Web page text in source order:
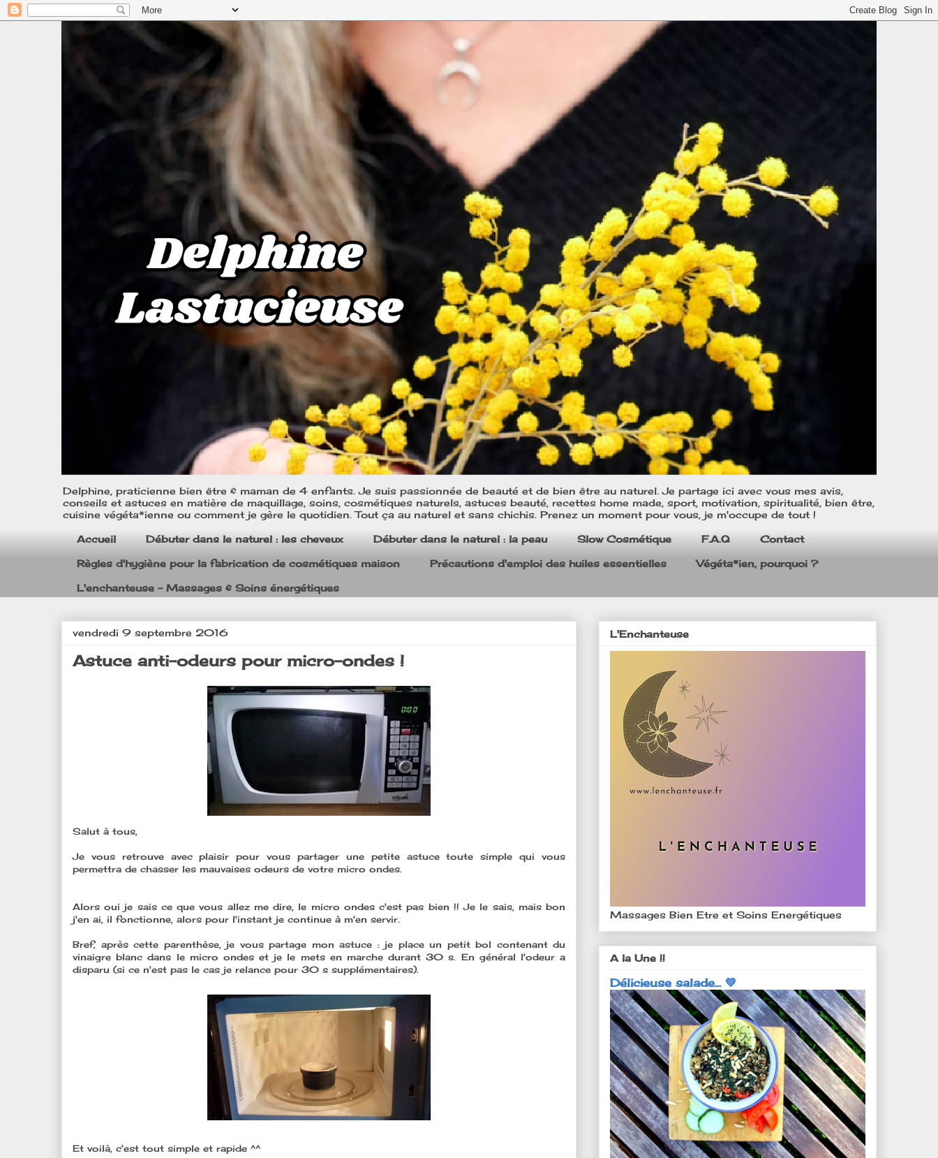
Delphine, praticienne bien être & maman de 4 enfants. Je suis passionnée de beauté et de bien être au naturel. Je partage ici avec vous mes avis,
conseils et astuces en matière de maquillage, soins, cosmétiques naturels, astuces beauté, recettes home made, sport, motivation, spiritualité, bien être,
cuisine végéta*ienne ou comment je gère le quotidien. Tout ça au naturel et sans chichis. Prenez un moment pour vous, je m'occupe de tout !
Accueil Débuter dans le naturel : les cheveux Débuter dans le naturel : la peau Slow Cosmétique F.A.Q Contact
Règles d'hygiène pour la fabrication de cosmétiques maison Précautions d'emploi des huiles essentielles Végéta*ien, pourquoi ?
L'enchanteuse - Massages & Soins énergétiques
vendredi 9 septembre 2016
Astuce anti-odeurs pour micro-ondes !
Salut à tous,
Je vous retrouve avec plaisir pour vous partager une petite astuce toute simple qui vous
permettra de chasser les mauvaises odeurs de votre micro ondes.
Alors oui je sais ce que vous allez me dire, le micro ondes c'est pas bien !! Je le sais, mais bon
j'en ai, il fonctionne, alors pour l'instant je continue à m'en servir.
Bref, après cette parenthèse, je vous partage mon astuce : je place un petit bol contenant du
vinaigre blanc dans le micro ondes et je le mets en marche durant 30 s. En général l'odeur a
disparu (si ce n'est pas le cas je relance pour 30 s supplémentaires).
Et voilà, c'est tout simple et rapide ^^
L'Enchanteuse
Massages Bien Etre et Soins Energétiques
A la Une !!
Délicieuse salade... 💚